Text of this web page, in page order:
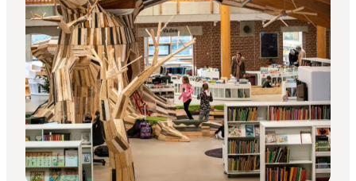
Inspiration
Destinationer
Oplevelser
Overnatning
Planlæg ferien